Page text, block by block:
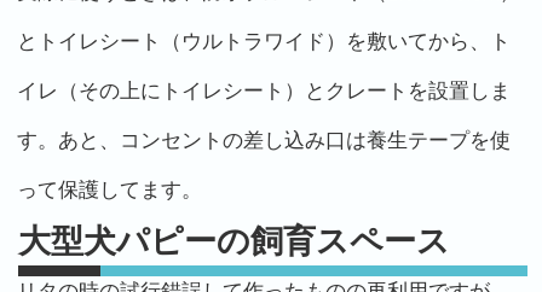
とトイレシート（ウルトラワイド）を敷いてから、ト
イレ（その上にトイレシート）とクレートを設置しま
す。あと、コンセントの差し込み口は養生テープを使
って保護してます。
大型犬パピーの飼育スペース